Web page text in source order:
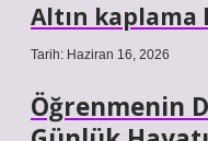
Altın kaplama
Tarih: Haziran 16, 2026
Öğrenmenin